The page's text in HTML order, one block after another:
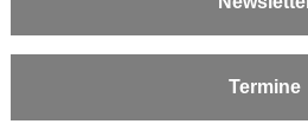
Termine